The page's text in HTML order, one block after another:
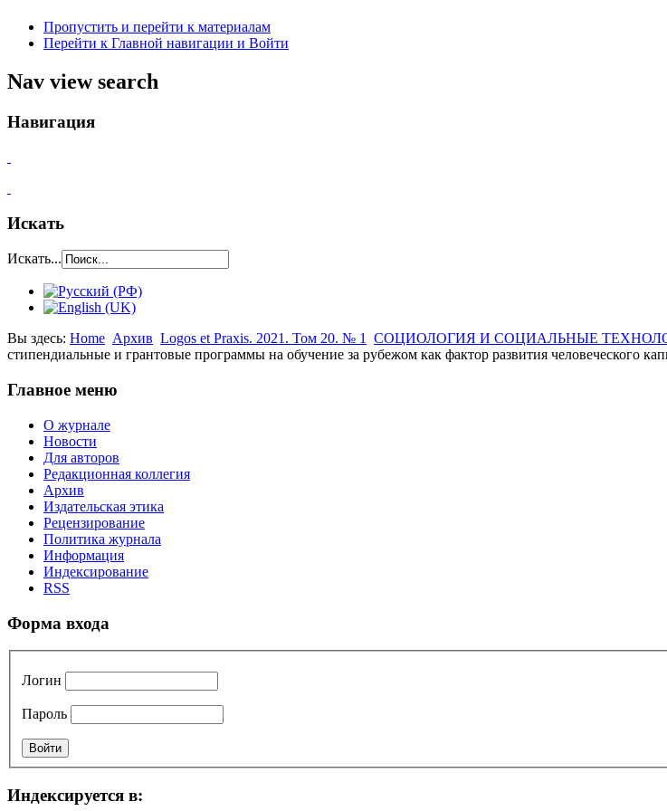
Пропустить и перейти к материалам
Перейти к Главной навигации и Войти
Nav view search
Навигация
Искать
Искать...
Вы здесь: Home Архив Logos et Praxis. 2021. Том 20. № 1 СОЦИОЛОГИЯ И СОЦИАЛЬНЫЕ
стипендиальные и грантовые программы на обучение за рубежом как фактор развития человеческого
Главное меню
О журнале
Новости
Для авторов
Редакционная коллегия
Архив
Издательская этика
Рецензирование
Политика журнала
Информация
Индексирование
RSS
Форма входа
Логин
Пароль
Индексируется в: